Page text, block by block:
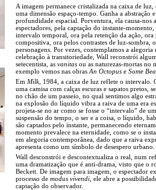
A imagem permanece cristalizada na caixa de luz,
uma dimensão espaço-tempo. Ganha a
profundidade espacial. Porventura, ela causa-nos
espectadores, pela captação do instante-
intervalo temporal, ora pela retenção da ação, ora
compositiva, ora pelos contrastes de luz-sombra,
personagens. Por vezes, contemplamos a
celebração à transitoriedade, Wall reconstrói
setecentista, as vanitas ou as naturezas-mortas no
exemplo vemos nas obras An Octopus e Some
Em Milk , 1984, a caixa de luz reflete o intervalo.
uma camisa com calças escuras e sapatos pretos,
no chão de um passeio, no qual sentimos algo
na explosão do líquido vibra a raiva de uma era
projeta-se no ar como se fosse o “intervalo” de
suspensão do tempo, o ser e a coisa, o líquido,
são captados pelo instante, permanecendo
momento prevalece na eternidade, como se o
em alegoria contemporânea, dado que a raiva
apresenta como um símbolo de desespero urbano.
Wall desconstrói e descontextualiza o real, num
uma dramatização que é anti-drama, visto que o
Beckett. De imagem para imagem, o espectador
processo de modus vivendi , ele abre a
captação do observador.